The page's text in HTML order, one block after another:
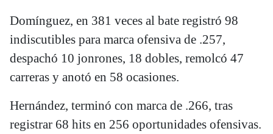
Domínguez, en 381 veces al bate registró 98
indiscutibles para marca ofensiva de .257,
despachó 10 jonrones, 18 dobles, remolcó 47
carreras y anotó en 58 ocasiones.
Hernández, terminó con marca de .266, tras
registrar 68 hits en 256 oportunidades ofensivas.